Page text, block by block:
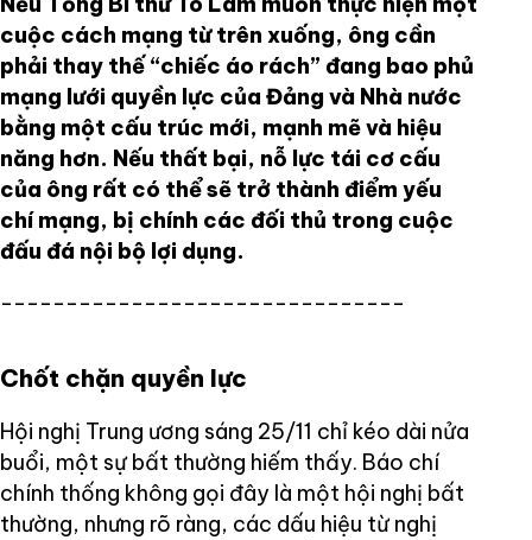
cuộc cách mạng từ trên xuống, ông cần
phải thay thế “chiếc áo rách” đang bao phủ
mạng lưới quyền lực của Đảng và Nhà nước
bằng một cấu trúc mới, mạnh mẽ và hiệu
năng hơn. Nếu thất bại, nỗ lực tái cơ cấu
của ông rất có thể sẽ trở thành điểm yếu
chí mạng, bị chính các đối thủ trong cuộc
đấu đá nội bộ lợi dụng.
-------------------------------
Chốt chặn quyền lực
Hội nghị Trung ương sáng 25/11 chỉ kéo dài nửa
buổi, một sự bất thường hiếm thấy. Báo chí
chính thống không gọi đây là một hội nghị bất
thường, nhưng rõ ràng, các dấu hiệu từ nghị